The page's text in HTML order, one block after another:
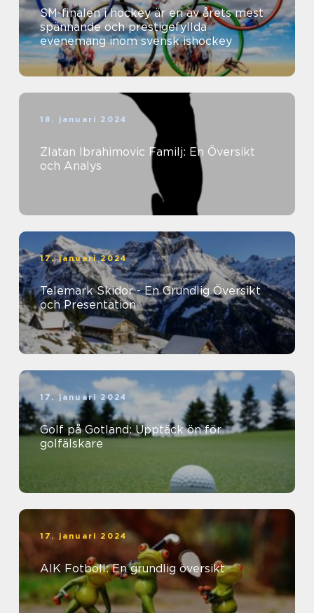
SM-finalen i hockey är en av årets mest
spännande och prestigefyllda
evenemang inom svensk ishockey
18. januari 2024
Zlatan Ibrahimovic Familj: En Översikt
och Analys
17. januari 2024
Telemark Skidor - En Grundlig Översikt
och Presentation
17. januari 2024
Golf på Gotland: Upptäck ön för
golfälskare
17. januari 2024
AIK Fotboll: En grundlig översikt